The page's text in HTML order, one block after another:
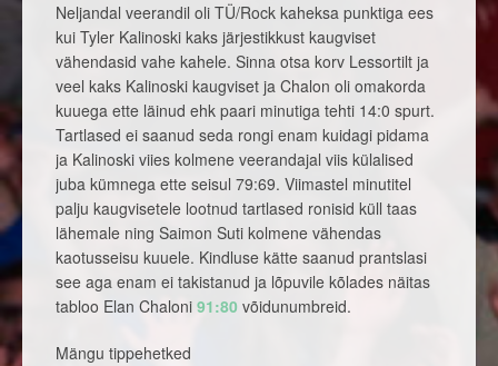
Neljandal veerandil oli TÜ/Rock kaheksa punktiga ees
kui Tyler Kalinoski kaks järjestikkust kaugviset
vähendasid vahe kahele. Sinna otsa korv Lessortilt ja
veel kaks Kalinoski kaugviset ja Chalon oli omakorda
kuuega ette läinud ehk paari minutiga tehti 14:0 spurt.
Tartlased ei saanud seda rongi enam kuidagi pidama
ja Kalinoski viies kolmene veerandajal viis külalised
juba kümnega ette seisul 79:69. Viimastel minutitel
palju kaugvisetele lootnud tartlased ronisid küll taas
lähemale ning Saimon Suti kolmene vähendas
kaotusseisu kuuele. Kindluse kätte saanud prantslasi
see aga enam ei takistanud ja lõpuvile kõlades näitas
tabloo Elan Chaloni 91:80 võidunumbreid.
Mängu tippehetked